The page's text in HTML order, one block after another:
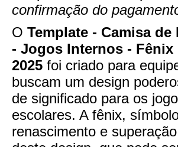
confirmação do
O Template - Camisa de
- Jogos Internos - Fênix
2025 foi criado para
buscam um design
de significado para os
escolares. A fênix,
renascimento e